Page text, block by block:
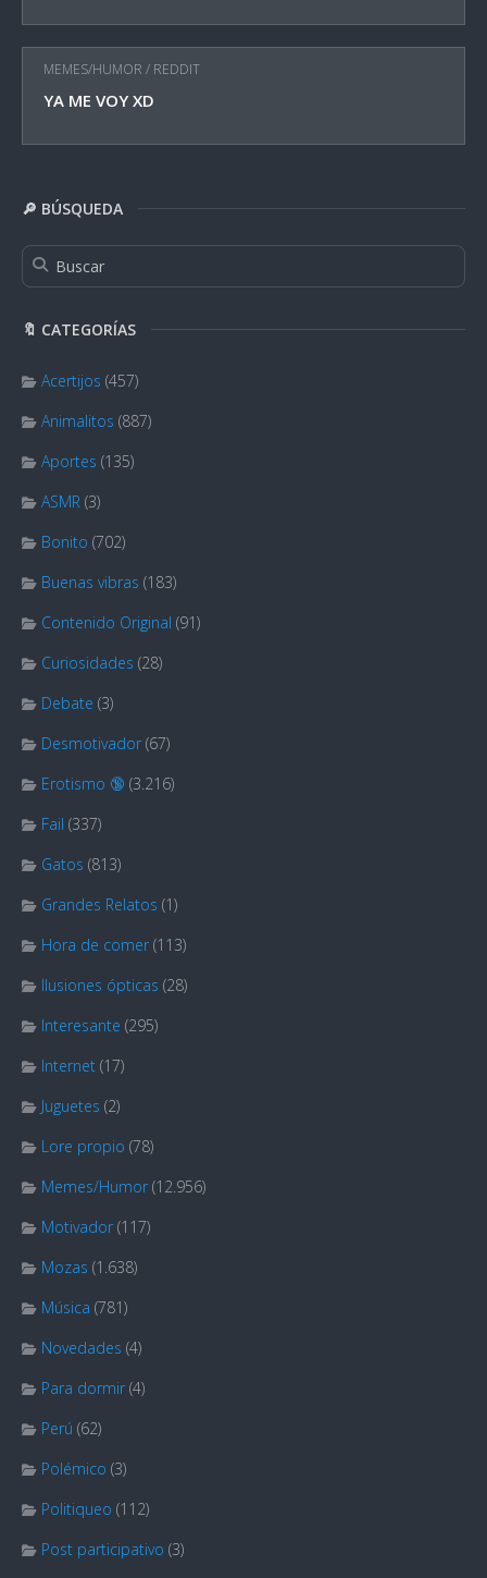
MEMES/HUMOR / REDDIT
YA ME VOY XD
🔎 BÚSQUEDA
🔖 CATEGORÍAS
Acertijos (457)
Animalitos (887)
Aportes (135)
ASMR (3)
Bonito (702)
Buenas vibras (183)
Contenido Original (91)
Curiosidades (28)
Debate (3)
Desmotivador (67)
Erotismo 🔞 (3.216)
Fail (337)
Gatos (813)
Grandes Relatos (1)
Hora de comer (113)
Ilusiones ópticas (28)
Interesante (295)
Internet (17)
Juguetes (2)
Lore propio (78)
Memes/Humor (12.956)
Motivador (117)
Mozas (1.638)
Música (781)
Novedades (4)
Para dormir (4)
Perú (62)
Polémico (3)
Politiqueo (112)
Post participativo (3)